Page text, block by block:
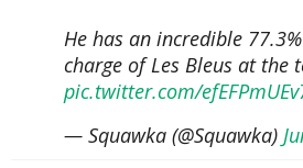
He has an incredible
charge of Les Bleus at the
pic.twitter.com/
— Squawka (@Squawka)